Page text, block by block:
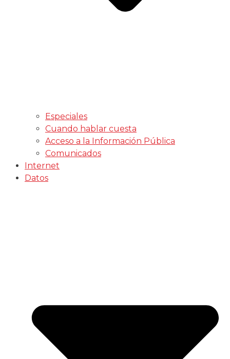
Especiales
Cuando hablar cuesta
Acceso a la Información Pública
Comunicados
Internet
Datos